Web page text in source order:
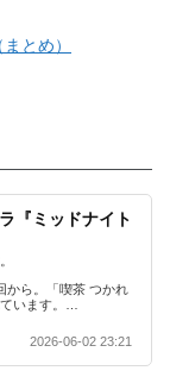
とめ）
『ミッドナイト
から。「喫茶 つかれ
います。…
2026-06-02 23:21